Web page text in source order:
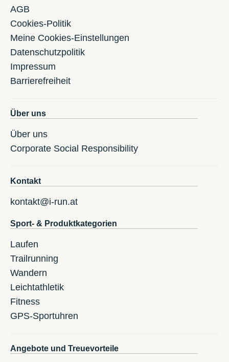
AGB
Cookies-Politik
Meine Cookies-Einstellungen
Datenschutzpolitik
Impressum
Barrierefreiheit
Über uns
Über uns
Corporate Social Responsibility
Kontakt
kontakt@i-run.at
Sport- & Produktkategorien
Laufen
Trailrunning
Wandern
Leichtathletik
Fitness
GPS-Sportuhren
Angebote und Treuevorteile